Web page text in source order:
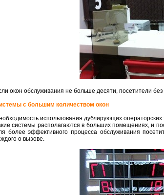
окон обслуживания не больше десяти, посетители
с большим количеством окон
использования дублирующих
системы располагаются в больших помещениях, и
более эффективного процесса обслуживания
о вызове.